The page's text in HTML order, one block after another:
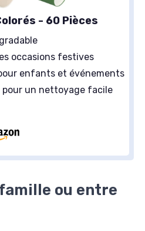
- 60 Pièces
occasions festives
enfants et événements
pour un nettoyage facile
ou entre